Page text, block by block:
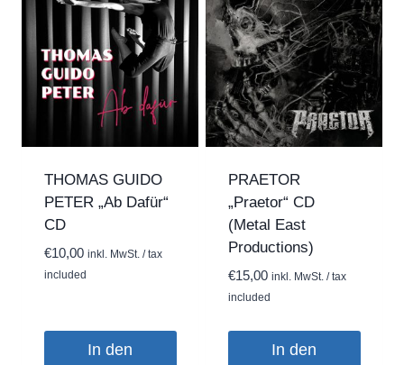
THOMAS GUIDO
PETER „Ab Dafür“
CD
€10,00 inkl. MwSt. / tax
included
In den
PRAETOR
„Praetor“ CD
(Metal East
Productions)
€15,00 inkl. MwSt. / tax
included
In den